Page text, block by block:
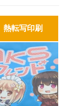
熱転写印刷